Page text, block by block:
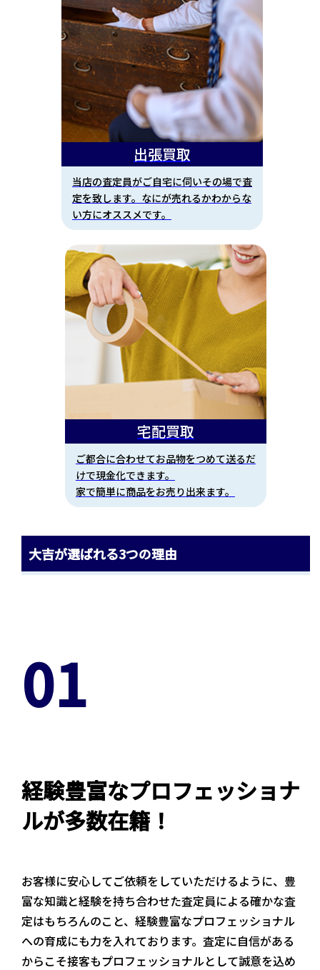
出張買取
当店の査定員がご自宅に伺いその場で査
定を致します。なにが売れるかわからな
い方にオススメです。
宅配買取
ご都合に合わせてお品物をつめて送るだ
けで現金化できます。
家で簡単に商品をお売り出来ます。
大吉が選ばれる3つの理由
01
経験豊富なプロフェッショナ
ルが多数在籍！
お客様に安心してご依頼をしていただけるように、豊
富な知識と経験を持ち合わせた査定員による確かな査
定はもちろんのこと、経験豊富なプロフェッショナル
への育成にも力を入れております。査定に自信がある
からこそ接客もプロフェッショナルとして誠意を込め